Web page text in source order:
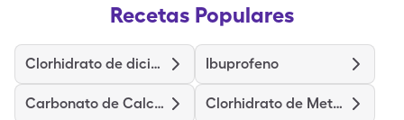
Recetas Populares
Clorhidrato de diciclomina Ibuprofeno
Carbonato de Calcio Clorhidrato de Metoclopramida